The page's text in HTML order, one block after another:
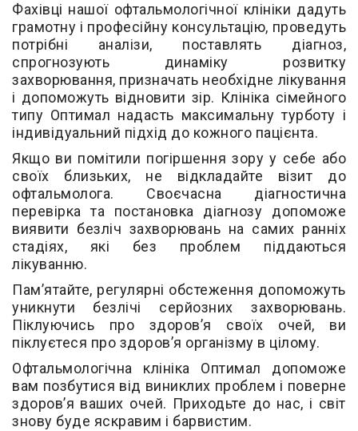
Фахівці нашої офтальмологічної клініки дадуть
грамотну і професійну консультацію, проведуть
потрібні аналізи, поставлять діагноз,
спрогнозують динаміку розвитку
захворювання, призначать необхідне лікування
і допоможуть відновити зір. Клініка сімейного
типу Оптимал надасть максимальну турботу і
індивідуальний підхід до кожного пацієнта.
Якщо ви помітили погіршення зору у себе або
своїх близьких, не відкладайте візит до
офтальмолога. Своєчасна діагностична
перевірка та постановка діагнозу допоможе
виявити безліч захворювань на самих ранніх
стадіях, які без проблем піддаються
лікуванню.
Пам’ятайте, регулярні обстеження допоможуть
уникнути безлічі серйозних захворювань.
Піклуючись про здоров’я своїх очей, ви
піклуєтеся про здоров’я організму в цілому.
Офтальмологічна клініка Оптимал допоможе
вам позбутися від виниклих проблем і поверне
здоров’я ваших очей. Приходьте до нас, і світ
знову буде яскравим і барвистим.